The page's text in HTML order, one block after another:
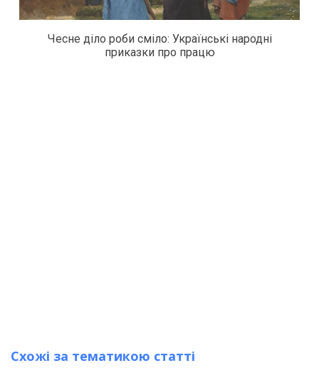
Чесне діло роби сміло: Українські народні
приказки про працю
Схожі за тематикою статті